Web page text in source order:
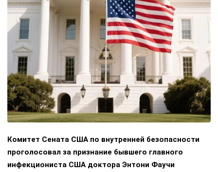
Комитет Сената США по внутренней безопасности
проголосовал за признание бывшего главного
инфекциониста США доктора Энтони Фаучи